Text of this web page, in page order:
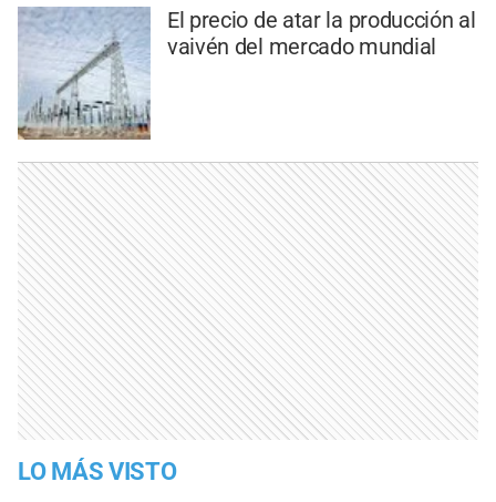
El precio de atar la producción al
vaivén del mercado mundial
LO MÁS VISTO